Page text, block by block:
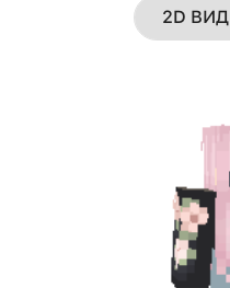
2D ВИД